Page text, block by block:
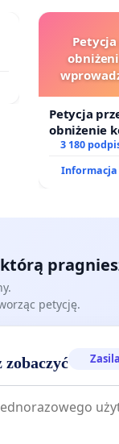
Petycja
Petycja
obniżenie
sędziów
3 180
Informacja
petycję.
zobaczyć